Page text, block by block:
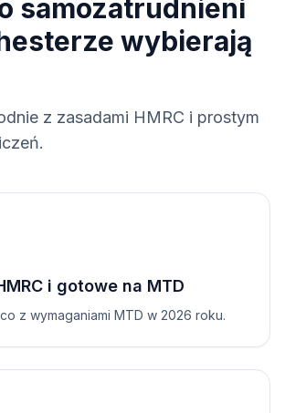
samozatrudnieni
wybierają
z zasadami HMRC i prostym
i gotowe na MTD
z wymaganiami MTD w 2026 roku.